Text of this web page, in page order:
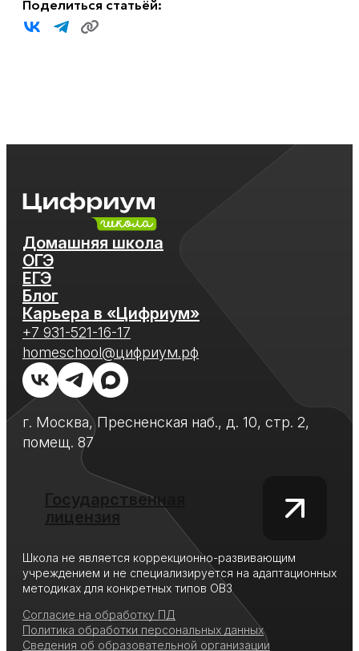
Поделиться статьёй:
Школа не является коррекционно-развивающим
учреждением и не специализируется на адаптационных
методиках для конкретных типов ОВЗ
Домашняя школа
ОГЭ
ЕГЭ
Блог
Карьера в «Цифриум»
+7 931-521-16-17
homeschool@цифриум.рф
г. Москва, Пресненская наб., д. 10, стр. 2,
помещ. 87
Согласие на обработку ПД
Политика обработки персональных данных
Сведения об образовательной организации
Государственная
лицензия